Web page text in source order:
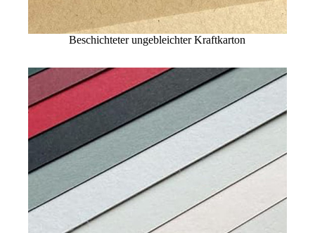
Beschichteter ungebleichter Kraftkarton